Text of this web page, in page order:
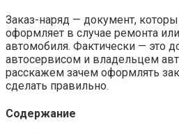
Заказ-наряд — документ,
оформляет в случае ремонта
автомобиля. Фактически — это
автосервисом и владельцем
расскажем зачем оформлять
сделать правильно.
Содержание